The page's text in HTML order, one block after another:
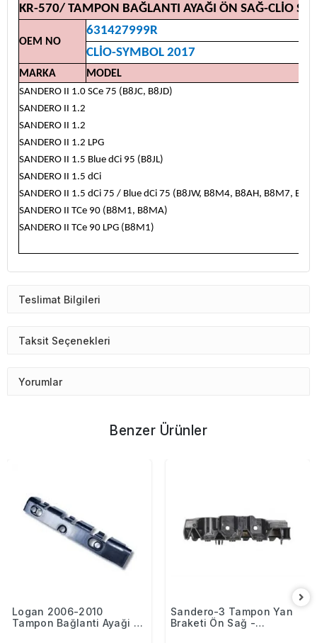
KR-570/ TAMPON BAĞLANTI AYAĞI ÖN SAĞ-CLİO
OEM NO
631427999R
CLİO-SYMBOL 2017
MARKA MODEL
SANDERO II 1.0 SCe 75 (B8JC, B8JD)
SANDERO II 1.2
SANDERO II 1.2
SANDERO II 1.2 LPG
SANDERO II 1.5 Blue dCi 95 (B8JL)
SANDERO II 1.5 dCi
SANDERO II 1.5 dCi 75 / Blue dCi 75 (B8JW, B8M4, B8AH, B8M7,
SANDERO II TCe 90 (B8M1, B8MA)
SANDERO II TCe 90 LPG (B8M1)
Teslimat Bilgileri
Taksit Seçenekleri
Yorumlar
Benzer Ürünler
Logan 2006-2010
Tampon Bağlanti Ayaği -
Sandero-3 Tampon Yan
Braketi Ön Sağ -